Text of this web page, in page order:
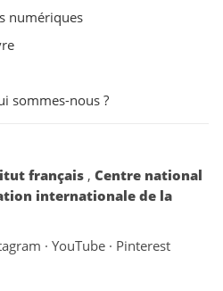
numériques
sommes-nous ?
français , Centre national
internationale de la
· YouTube · Pinterest